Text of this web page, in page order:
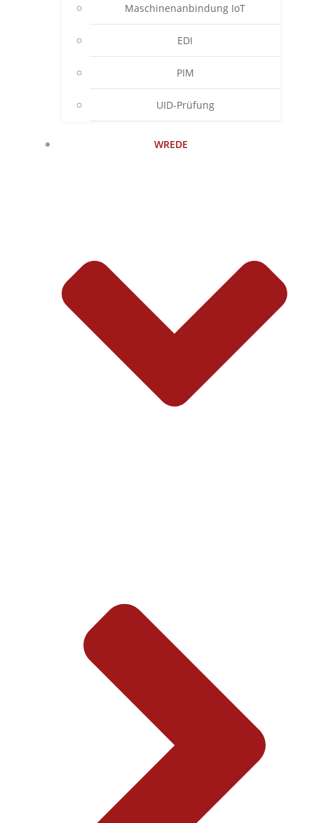
Maschinenanbindung IoT
EDI
PIM
UID-Prüfung
WREDE